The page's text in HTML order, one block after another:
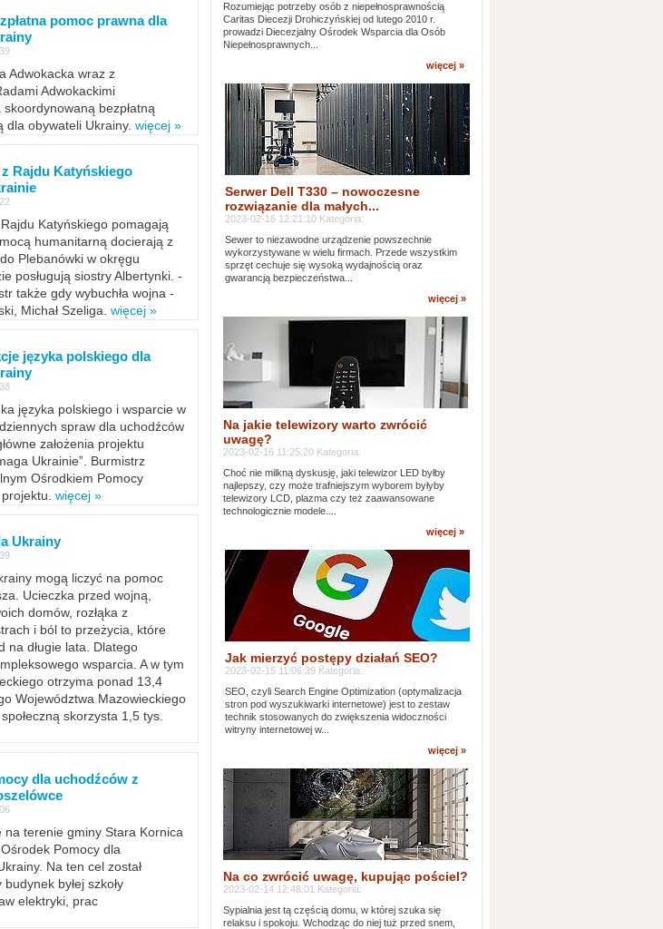
pomoc prawna dla
Adwokacka wraz z
Adwokackimi
skoordynowaną bezpłatną
dla obywateli Ukrainy. więcej »
Rajdu Katyńskiego
Katyńskiego pomagają
humanitarną docierają z
Plebanówki w okręgu
posługują siostry Albertynki. -
także gdy wybuchła wojna -
Michał Szeliga. więcej »
języka polskiego dla
języka polskiego i wsparcie w
spraw dla uchodźców
założenia projektu
Ukrainie”. Burmistrz
Ośrodkiem Pomocy
więcej »
Ukrainy
mogą liczyć na pomoc
Ucieczka przed wojną,
domów, rozłąka z
i ból to przeżycia, które
na długie lata. Dlatego
wsparcia. A w tym
otrzyma ponad 13,4
Województwa Mazowieckiego
skorzysta 1,5 tys.
dla uchodźców z
na terenie gminy Stara Kornica
Pomocy dla
Na ten cel został
byłej szkoły
elektryki, prac
Rozumiejąc potrzeby osób z niepełnosprawnością
Caritas Diecezji Drohiczyńskiej od lutego 2010 r.
prowadzi Diecezjalny Ośrodek Wsparcia dla Osób
Niepełnosprawnych...
więcej »
Serwer Dell T330 – nowoczesne
rozwiązanie dla małych...
2023-02-16 12:21:10 Kategoria:
Sewer to niezawodne urządzenie powszechnie
wykorzystywane w wielu firmach. Przede wszystkim
sprzęt cechuje się wysoką wydajnością oraz
gwarancją bezpieczeństwa...
więcej »
Na jakie telewizory warto zwrócić
uwagę?
2023-02-16 11:25:20 Kategoria:
Choć nie milkną dyskusję, jaki telewizor LED byłby
najlepszy, czy może trafniejszym wyborem byłyby
telewizory LCD, plazma czy też zaawansowane
technologicznie modele....
więcej »
Jak mierzyć postępy działań SEO?
2023-02-15 11:06:39 Kategoria:
SEO, czyli Search Engine Optimization (optymalizacja
stron pod wyszukiwarki internetowe) jest to zestaw
technik stosowanych do zwiększenia widoczności
witryny internetowej w...
więcej »
Na co zwrócić uwagę, kupując pościel?
2023-02-14 12:48:01 Kategoria:
Sypialnia jest tą częścią domu, w której szuka się
relaksu i spokoju. Wchodząc do niej tuż przed snem,